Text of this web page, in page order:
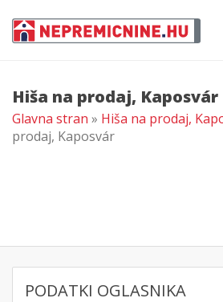
Hiša na prodaj, Kaposvár
Glavna stran » Hiša na prodaj,
prodaj, Kaposvár
PODATKI OGLASNIKA